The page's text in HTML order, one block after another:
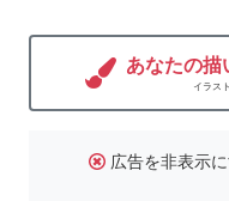
あなたの描
イラス
広告を非表示